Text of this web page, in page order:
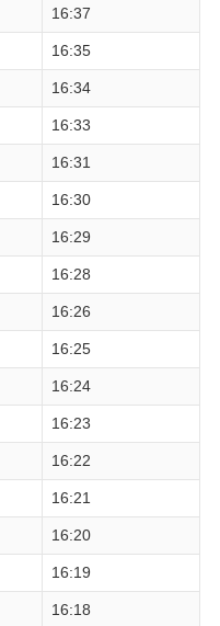
16:37
16:35
16:34
16:33
16:31
16:30
16:29
16:28
16:26
16:25
16:24
16:23
16:22
16:21
16:20
16:19
16:18